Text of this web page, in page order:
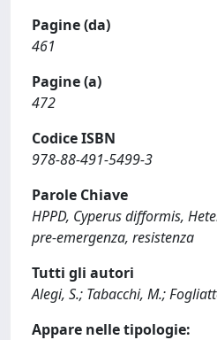
Pagine (da)
461
Pagine (a)
472
Codice ISBN
978-88-491-5499-3
Parole Chiave
HPPD, Cyperus difformis,
pre-emergenza, resistenza
Tutti gli autori
Alegi, S.; Tabacchi, M.;
Appare nelle tipologie: